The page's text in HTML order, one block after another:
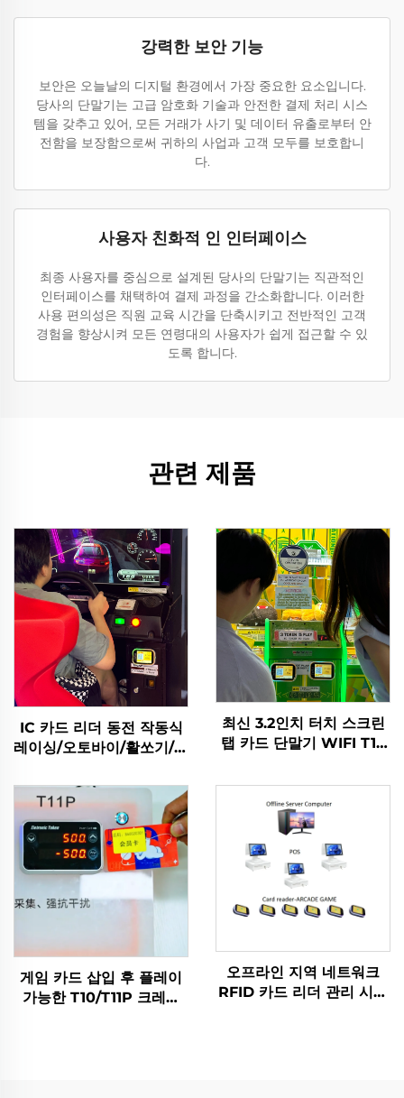
강력한 보안 기능
보안은 오늘날의 디지털 환경에서 가장 중요한 요소입니다.
당사의 단말기는 고급 암호화 기술과 안전한 결제 처리 시스
템을 갖추고 있어, 모든 거래가 사기 및 데이터 유출로부터 안
전함을 보장함으로써 귀하의 사업과 고객 모두를 보호합니
다.
사용자 친화적 인 인터페이스
최종 사용자를 중심으로 설계된 당사의 단말기는 직관적인
인터페이스를 채택하여 결제 과정을 간소화합니다. 이러한
사용 편의성은 직원 교육 시간을 단축시키고 전반적인 고객
경험을 향상시켜 모든 연령대의 사용자가 쉽게 접근할 수 있
도록 합니다.
관련 제품
IC 카드 리더 동전 작동식
레이싱/오토바이/활쏘기/코
단말기 제작 플라스틱 일본
최신 3.2인치 터치 스크린
탭 카드 단말기 WIFI T10
락 게임 센터용
게임 카드 삽입 후 플레이
가능한 T10/T11P 크레딧
오프라인 지역 네트워크
RFID 카드 리더 관리 시스